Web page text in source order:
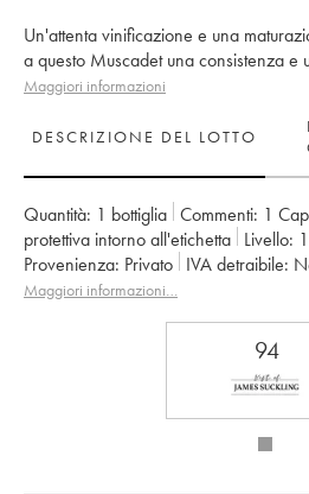
Un'attenta vinificazione e una
a questo Muscadet una consistenza e
Maggiori informazioni
DESCRIZIONE DEL LOTTO
Quantità: 1 bottiglia Commenti: 1
protettiva intorno all'etichetta Livello: 1
Provenienza:
privato IVA detraibile:
Regione:
Valle della Loira
Jérôme Bretaudeau -
Maggiori informazioni…
94